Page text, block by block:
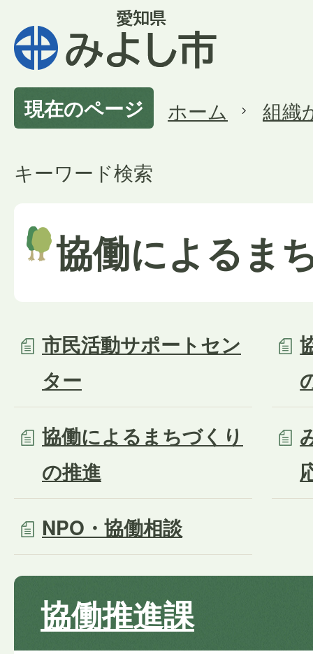
現在のページ ホーム 組織
キーワード検索
協働によるま
市民活動サポートセン
ター
協働によるまちづくり
の推進
NPO・協働相談
協働推進課